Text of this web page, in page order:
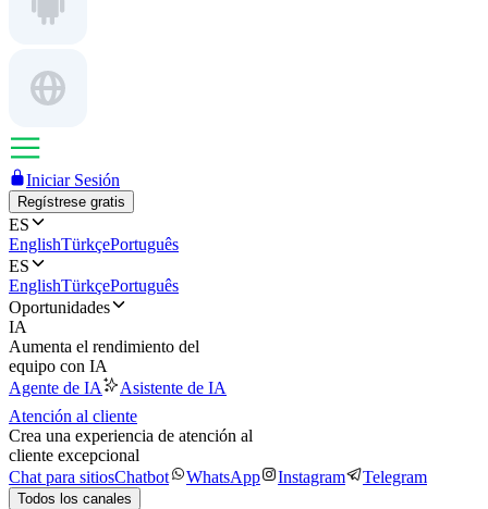
Iniciar Sesión
Regístrese gratis
ES
EnglishTürkçePortuguês
ES
EnglishTürkçePortuguês
Oportunidades
IA
Aumenta el rendimiento del
equipo con IA
Agente de IA
Asistente de IA
Atención al cliente
Crea una experiencia de atención al
cliente excepcional
Chat para sitiosChatbot WhatsApp Instagram Telegram
Todos los canales